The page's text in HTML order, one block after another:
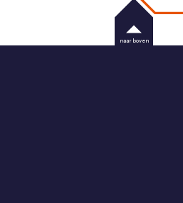
naar boven